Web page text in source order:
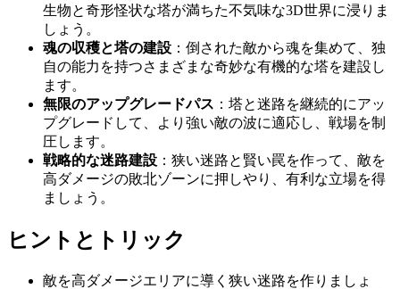
生物と奇形怪状な塔が満ちた不気味な3D世界に浸りま
しょう。
魂の収穫と塔の建設 ：倒された敵から魂を集めて、独
自の能力を持つさまざまな奇妙な有機的な塔を建設し
ます。
無限のアップグレードパス ：塔と迷路を継続的にアッ
プグレードして、より強い敵の波に適応し、戦場を制
圧します。
戦略的な迷路建設 ：狭い迷路と賢い罠を作って、敵を
高ダメージの敗北ゾーンに押しやり、有利な立場を得
ましょう。
ヒントとトリック
敵を高ダメージエリアに導く狭い迷路を作りましょ